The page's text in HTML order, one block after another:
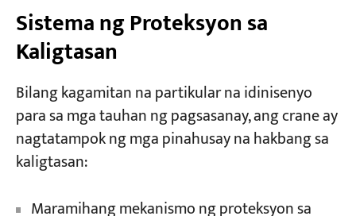
Sistema ng Proteksyon sa
Kaligtasan
Bilang kagamitan na partikular na idinisenyo
para sa mga tauhan ng pagsasanay, ang crane ay
nagtatampok ng mga pinahusay na hakbang sa
kaligtasan:
Maramihang mekanismo ng proteksyon sa